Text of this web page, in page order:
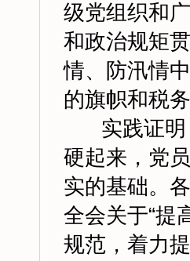
级党组织和
和政治规矩
情、防汛情
的旗帜和税
实践证明
硬起来，党
实的基础。
全会关于“提
规范，着力